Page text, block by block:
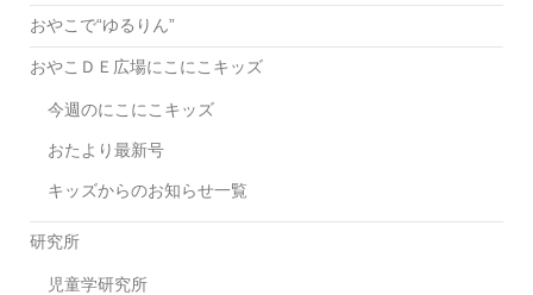
おやこで“ゆるりん”
おやこＤＥ広場にこにこキッズ
今週のにこにこキッズ
おたより最新号
キッズからのお知らせ一覧
研究所
児童学研究所